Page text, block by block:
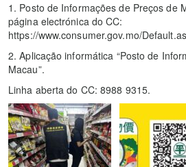
1. Posto de Informações de Preços de
página electrónica do CC:
https://www.consumer.gov.mo/
2. Aplicação informática “Posto de
Macau”.
Linha aberta do CC: 8988 9315.